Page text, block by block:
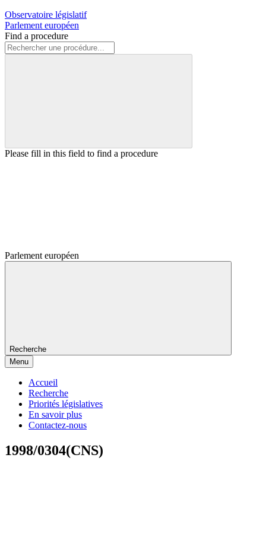
Observatoire législatif
Parlement européen
Find a procedure
Please fill in this field to find a procedure
Parlement européen
Recherche
Menu
Accueil
Recherche
Priorités législatives
En savoir plus
Contactez-nous
1998/0304(CNS)